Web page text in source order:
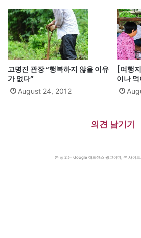
고명진 관장 “행복하지 않을 이유
가 없다”
August 24, 2012
[여행
이나 먹
의견 남기기
본 광고는 Google 애드센스 광고이며, 본 사이트